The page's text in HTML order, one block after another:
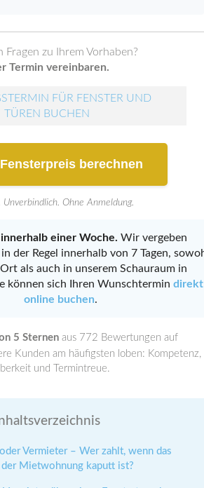
Fragen zu Ihrem Vorhaben?
Termin vereinbaren.
FÜR FENSTER UND
TÜREN BUCHEN
berechnen
Unverbindlich. Ohne Anmeldung.
einer Woche. Wir vergeben
der Regel innerhalb von 7 Tagen,
als auch in unserem Schauraum in
können sich Ihren Wunschtermin direkt
online buchen.
5 Sternen aus 772 Bewertungen auf
Kunden am häufigsten loben: Kompetenz,
und Termintreue.
Vermieter – Wer zahlt, wenn das
der Mietwohnung kaputt ist?